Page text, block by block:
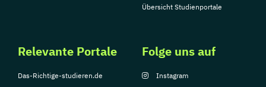
Übersicht Studienportale
Relevante Portale
Das-Richtige-studieren.de
Folge uns auf
Instagram